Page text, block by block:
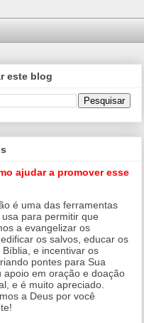
este blog
ajudar a promover esse
é uma das ferramentas
para permitir que
a evangelizar os
os salvos, educar os
Bíblia, e incentivar os
pontes para Sua
apoio em oração e doação
e é muito apreciado.
a Deus por você